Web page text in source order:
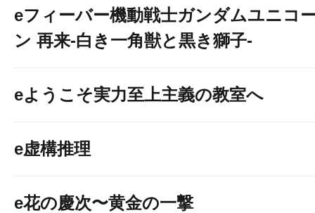
eフィーバー機動戦士ガンダムユニコ
ン 再来-白き一角獣と黒き獅子-
eようこそ実力至上主義の教室へ
e虚構推理
e花の慶次〜黄金の一撃